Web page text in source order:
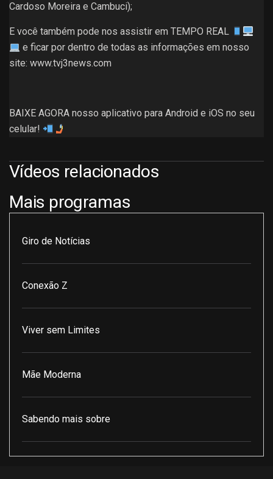
Cardoso Moreira e Cambuci);
E você também pode nos assistir em TEMPO REAL
e ficar por dentro de todas as informações em nosso
site: www.tvj3news.com
BAIXE AGORA nosso aplicativo para Android e iOS no seu
celular!
Vídeos relacionados
Mais programas
Giro de Notícias
Conexão Z
Viver sem Limites
Mãe Moderna
Sabendo mais sobre